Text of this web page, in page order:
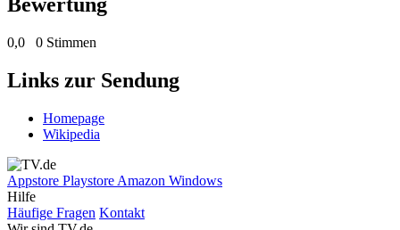
0,0 0 Stimmen
Links zur Sendung
Homepage
Wikipedia
Appstore Playstore Amazon Windows
Hilfe
Häufige Fragen Kontakt